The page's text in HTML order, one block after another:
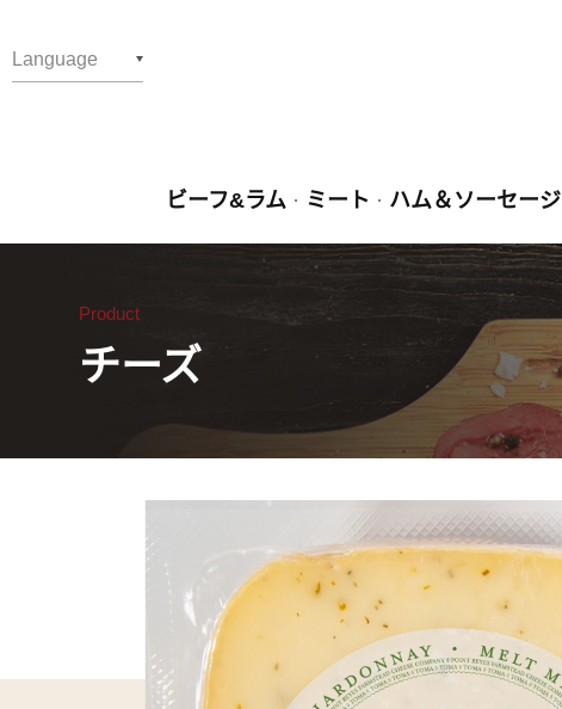
Language
ビーフ&ラム ミート ハム＆ソーセージ
Product
チーズ